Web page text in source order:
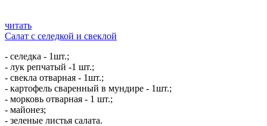
читать
Салат с селедкой и свеклой
- селедка - 1шт.;
- лук репчатый -1 шт.;
- свекла отварная - 1шт.;
- картофель сваренный в мундире - 1шт.;
- морковь отварная - 1 шт.;
- майонез;
- зеленые листья салата.